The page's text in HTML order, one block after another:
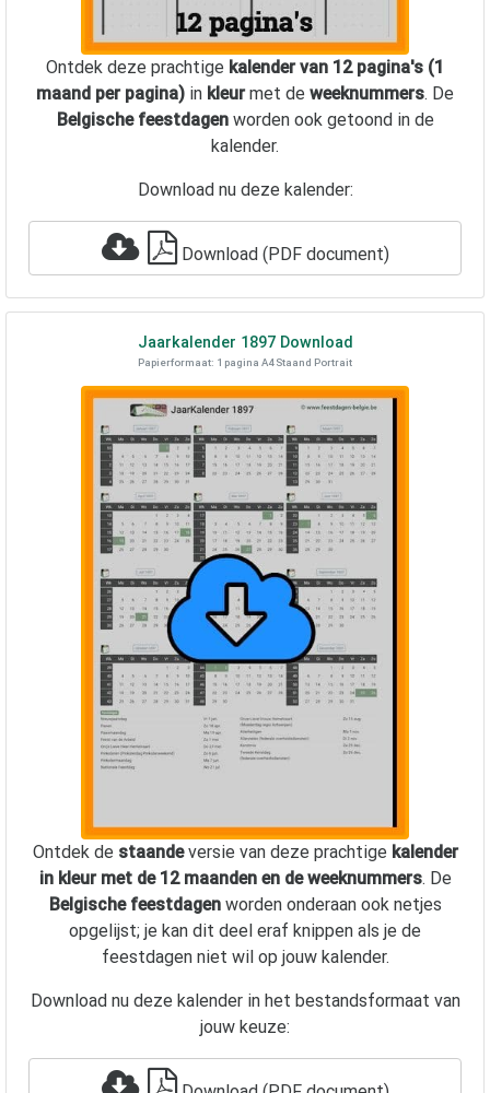
Ontdek deze prachtige kalender van 12 pagina's (1
maand per pagina) in kleurmet de weeknummers. De
Belgische feestdagenworden ook getoond in de
kalender.
Download nu deze kalender:
Download (PDF document)
Jaarkalender 1897Download
Papierformaat: 1 pagina A4 Staand Portrait
Ontdek de staandeversie van deze prachtige kalender
in kleur met de 12 maanden en de weeknummers. De
Belgische feestdagenworden onderaan ook netjes
opgelijst; je kan dit deel eraf knippen als je de
feestdagen niet wil op jouw kalender.
Download nu deze kalender in het bestandsformaat van
jouw keuze: